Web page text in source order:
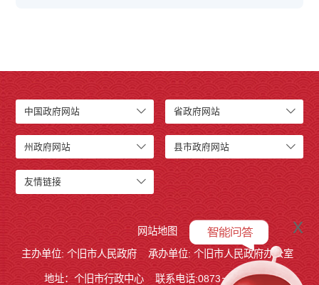
中国政府网站 省政府网站
州政府网站 县市政府网站
友情链接
网站地图
主办单位: 个旧市人民政府
承办单位: 个旧市人民政府办公室
地址：个旧市行政中心 联系电话:0873－2123215
x